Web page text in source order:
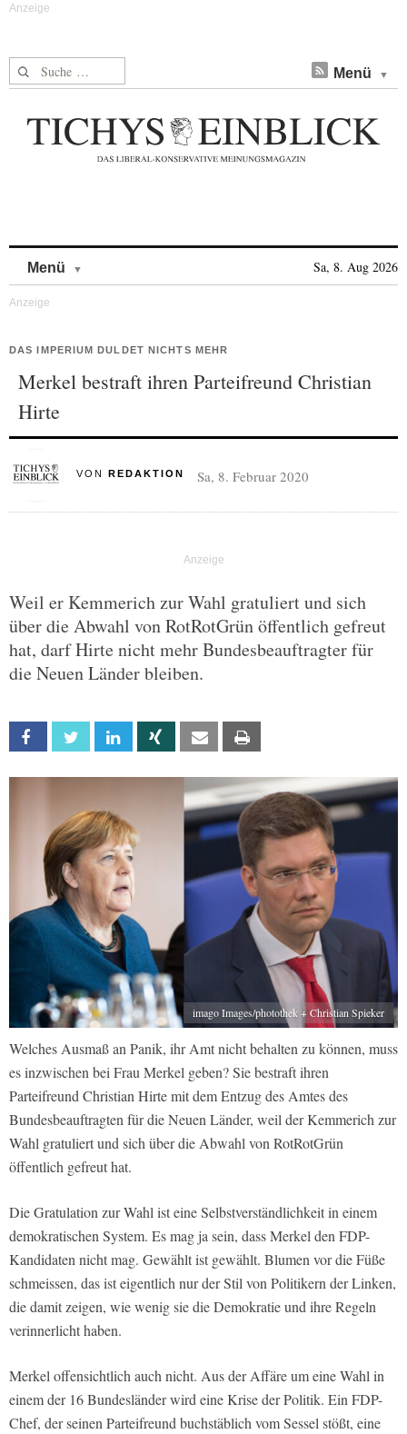
Suche nach: Menü
Menü Sa, 8. Aug 2026
DAS IMPERIUM DULDET NICHTS MEHR
Merkel bestraft ihren Parteifreund Christian
Hirte
VON REDAKTION Sa, 8. Februar 2020
Weil er Kemmerich zur Wahl gratuliert und sich
über die Abwahl von RotRotGrün öffentlich gefreut
hat, darf Hirte nicht mehr Bundesbeauftragter für
die Neuen Länder bleiben.
Facebook Twitter Linkedin Xing Email
imago Images/photothek + Christian Spieker
Welches Ausmaß an Panik, ihr Amt nicht behalten zu können, muss
es inzwischen bei Frau Merkel geben? Sie bestraft ihren
Parteifreund Christian Hirte mit dem Entzug des Amtes des
Bundesbeauftragten für die Neuen Länder, weil der Kemmerich zur
Wahl gratuliert und sich über die Abwahl von RotRotGrün
öffentlich gefreut hat.
Die Gratulation zur Wahl ist eine Selbstverständlichkeit in einem
demokratischen System. Es mag ja sein, dass Merkel den FDP-
Kandidaten nicht mag. Gewählt ist gewählt. Blumen vor die Füße
schmeissen, das ist eigentlich nur der Stil von Politikern der Linken,
die damit zeigen, wie wenig sie die Demokratie und ihre Regeln
verinnerlicht haben.
Merkel offensichtlich auch nicht. Aus der Affäre um eine Wahl in
einem der 16 Bundesländer wird eine Krise der Politik. Ein FDP-
Chef, der seinen Parteifreund buchstäblich vom Sessel stößt, eine